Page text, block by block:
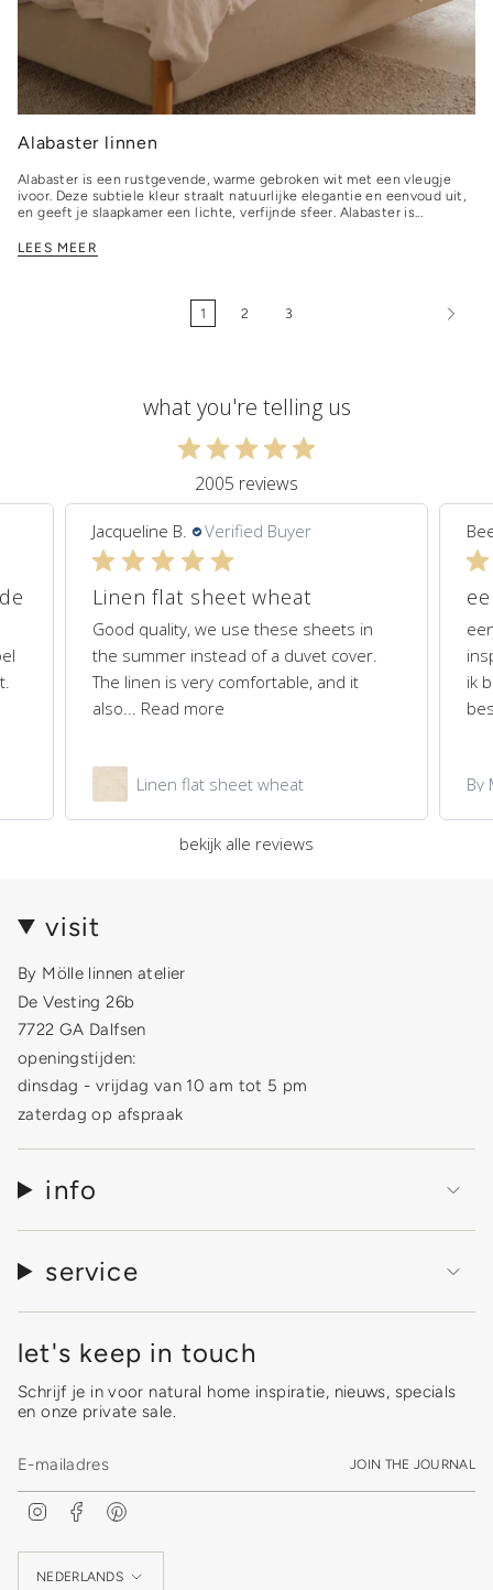
Alabaster linnen
Alabaster is een rustgevende, warme gebroken wit met een vleugje
ivoor. Deze subtiele kleur straalt natuurlijke elegantie en eenvoud uit,
en geeft je slaapkamer een lichte, verfijnde sfeer. Alabaster is...
LEES MEER
1 2 3
what you're telling us
2005 reviews
Jacqueline B. Verified Buyer
Linen flat sheet wheat
Good quality, we use these sheets in
the summer instead of a duvet cover.
The linen is very comfortable, and it
also... Read more
Linen flat sheet wheat
ik
By
bekijk alle reviews
visit
By Mölle linnen atelier
De Vesting 26b
7722 GA Dalfsen
openingstijden:
dinsdag - vrijdag van 10 am tot 5 pm
zaterdag op afspraak
info
service
let's keep in touch
Schrijf je in voor natural home inspiratie, nieuws, specials
en onze private sale.
JOIN THE JOURNAL
t
a
e
b
t
e
Language
NEDERLANDS